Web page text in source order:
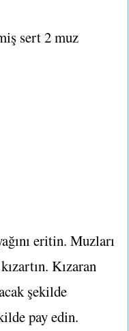
sert 2 muz
eritin. Muzları
Kızaran
şekilde
pay edin.